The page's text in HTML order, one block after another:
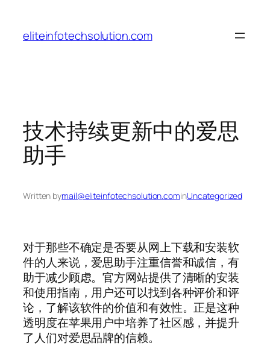
content
eliteinfotechsolution.com
技术持续更新中的爱思
助手
Written bymail@eliteinfotechsolution.cominUncategorized
对于那些不确定是否要从网上下载和安装软
件的人来说，爱思助手注重信誉和诚信，有
助于减少顾虑。官方网站提供了清晰的安装
和使用指南，用户还可以找到各种评价和评
论，了解该软件的价值和有效性。正是这种
透明度在苹果用户中培养了社区感，并提升
了人们对爱思品牌的信赖。